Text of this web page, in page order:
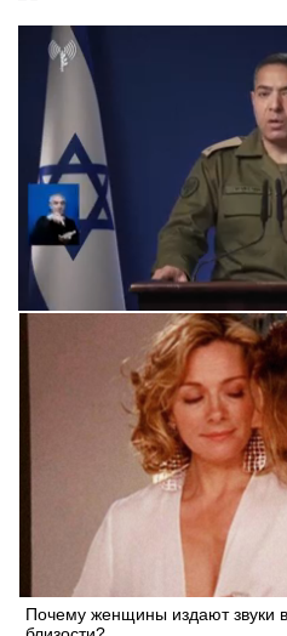
Почему женщины издают звуки